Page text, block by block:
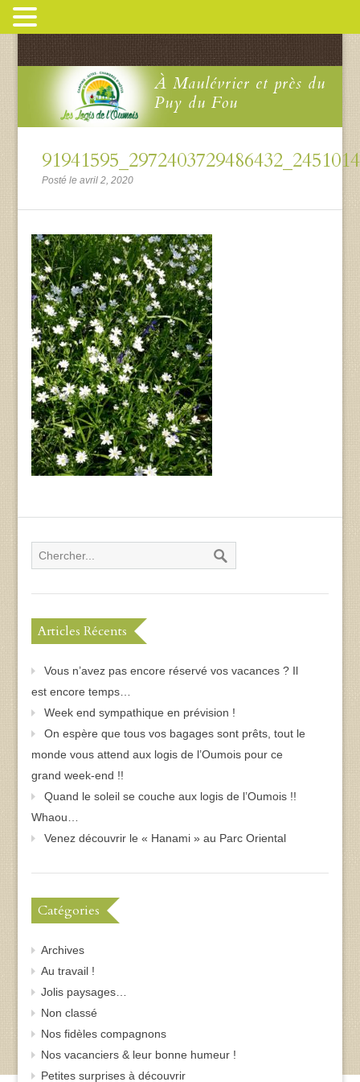
À Maulévrier et près du
Puy du Fou
Posté le avril 2, 2020
Articles Récents
Vous n’avez pas encore réservé vos vacances ? Il
est encore temps…
Week end sympathique en prévision !
On espère que tous vos bagages sont prêts, tout le
monde vous attend aux logis de l’Oumois pour ce
grand week-end !!
Quand le soleil se couche aux logis de l’Oumois !!
Whaou…
Venez découvrir le « Hanami » au Parc Oriental
Catégories
Archives
Au travail !
Jolis paysages…
Non classé
Nos fidèles compagnons
Nos vacanciers & leur bonne humeur !
Petites surprises à découvrir